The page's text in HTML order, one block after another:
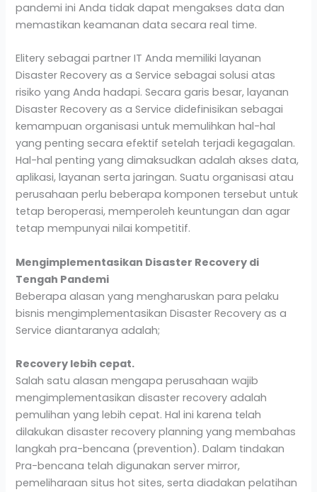
pandemi ini Anda tidak dapat mengakses data dan
memastikan keamanan data secara real time.
Elitery sebagai partner IT Anda memiliki layanan
Disaster Recovery as a Service sebagai solusi atas
risiko yang Anda hadapi. Secara garis besar, layanan
Disaster Recovery as a Service didefinisikan sebagai
kemampuan organisasi untuk memulihkan hal-hal
yang penting secara efektif setelah terjadi kegagalan.
Hal-hal penting yang dimaksudkan adalah akses data,
aplikasi, layanan serta jaringan. Suatu organisasi atau
perusahaan perlu beberapa komponen tersebut untuk
tetap beroperasi, memperoleh keuntungan dan agar
tetap mempunyai nilai kompetitif.
Mengimplementasikan Disaster Recovery di
Tengah Pandemi
Beberapa alasan yang mengharuskan para pelaku
bisnis mengimplementasikan Disaster Recovery as a
Service diantaranya adalah;
Recovery lebih cepat.
Salah satu alasan mengapa perusahaan wajib
mengimplementasikan disaster recovery adalah
pemulihan yang lebih cepat. Hal ini karena telah
dilakukan disaster recovery planning yang membahas
langkah pra-bencana (prevention). Dalam tindakan
Pra-bencana telah digunakan server mirror,
pemeliharaan situs hot sites, serta diadakan pelatihan